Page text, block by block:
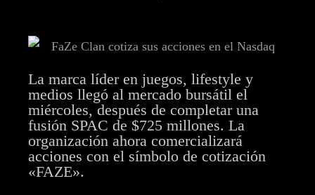
La marca líder en juegos, lifestyle y
medios llegó al mercado bursátil el
miércoles, después de completar una
fusión SPAC de $725 millones. La
organización ahora comercializará
acciones con el símbolo de cotización
«FAZE».